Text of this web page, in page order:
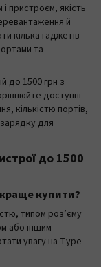
пристроєм, якість
й
кілька гаджетів
та
до 1500 грн з
доступні
кількістю портів,
для
до 1500
купити?
типом роз’єму
або іншим
увагу на Type-